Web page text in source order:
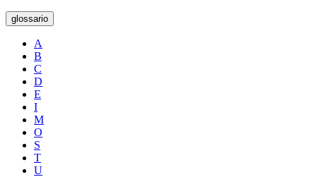
glossario
A
B
C
D
E
I
M
O
S
T
U